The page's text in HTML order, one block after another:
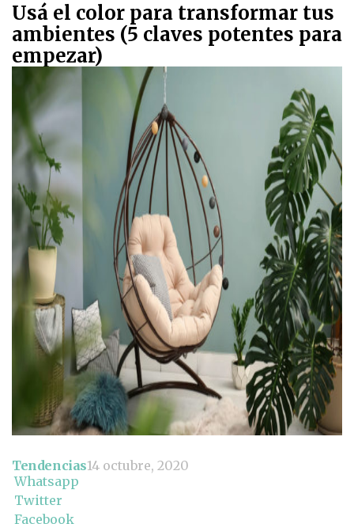
Usá el color para transformar tus
ambientes (5 claves potentes para
empezar)
Tendencias14 octubre, 2020
Whatsapp
Twitter
Facebook